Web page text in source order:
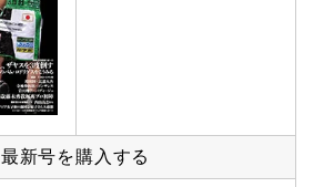
最新号を購入する